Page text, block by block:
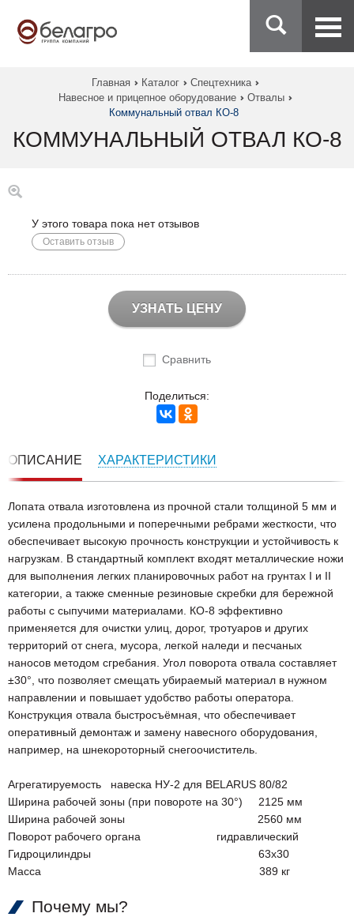
Главная Каталог
Спецтехника
Навесное и прицепное оборудование
Отвалы
Коммунальный отвал КО-8
КОММУНАЛЬНЫЙ ОТВАЛ КО-8
У этого товара пока нет отзывов
Оставить отзыв
УЗНАТЬ ЦЕНУ
Сравнить
Поделиться:
ОПИСАНИЕ ХАРАКТЕРИСТИКИ
Лопата отвала изготовлена из прочной стали толщиной 5 мм и
усилена продольными и поперечными ребрами жесткости, что
обеспечивает высокую прочность конструкции и устойчивость к
нагрузкам. В стандартный комплект входят металлические ножи
для выполнения легких планировочных работ на грунтах I и II
категории, а также сменные резиновые скребки для бережной
работы с сыпучими материалами. КО-8 эффективно
применяется для очистки улиц, дорог, тротуаров и других
территорий от снега, мусора, легкой наледи и песчаных
наносов методом сгребания. Угол поворота отвала составляет
±30°, что позволяет смещать убираемый материал в нужном
направлении и повышает удобство работы оператора.
Конструкция отвала быстросъёмная, что обеспечивает
оперативный демонтаж и замену навесного оборудования,
например, на шнекороторный снегоочиститель.
Агрегатируемость навеска НУ-2 для BELARUS 80/82
Ширина рабочей зоны (при повороте на 30°) 2125 мм
Ширина рабочей зоны 2560 мм
Поворот рабочего органа гидравлический
Гидроцилиндры 63х30
Масса 389 кг
Почему мы?